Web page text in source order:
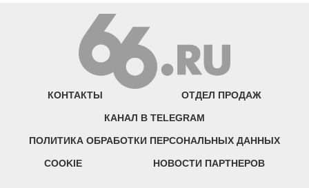
КОНТАКТЫ ОТДЕЛ ПРОДАЖ
КАНАЛ В TELEGRAM
ПОЛИТИКА ОБРАБОТКИ ПЕРСОНАЛЬНЫХ ДАННЫХ
COOKIE НОВОСТИ ПАРТНЕРОВ